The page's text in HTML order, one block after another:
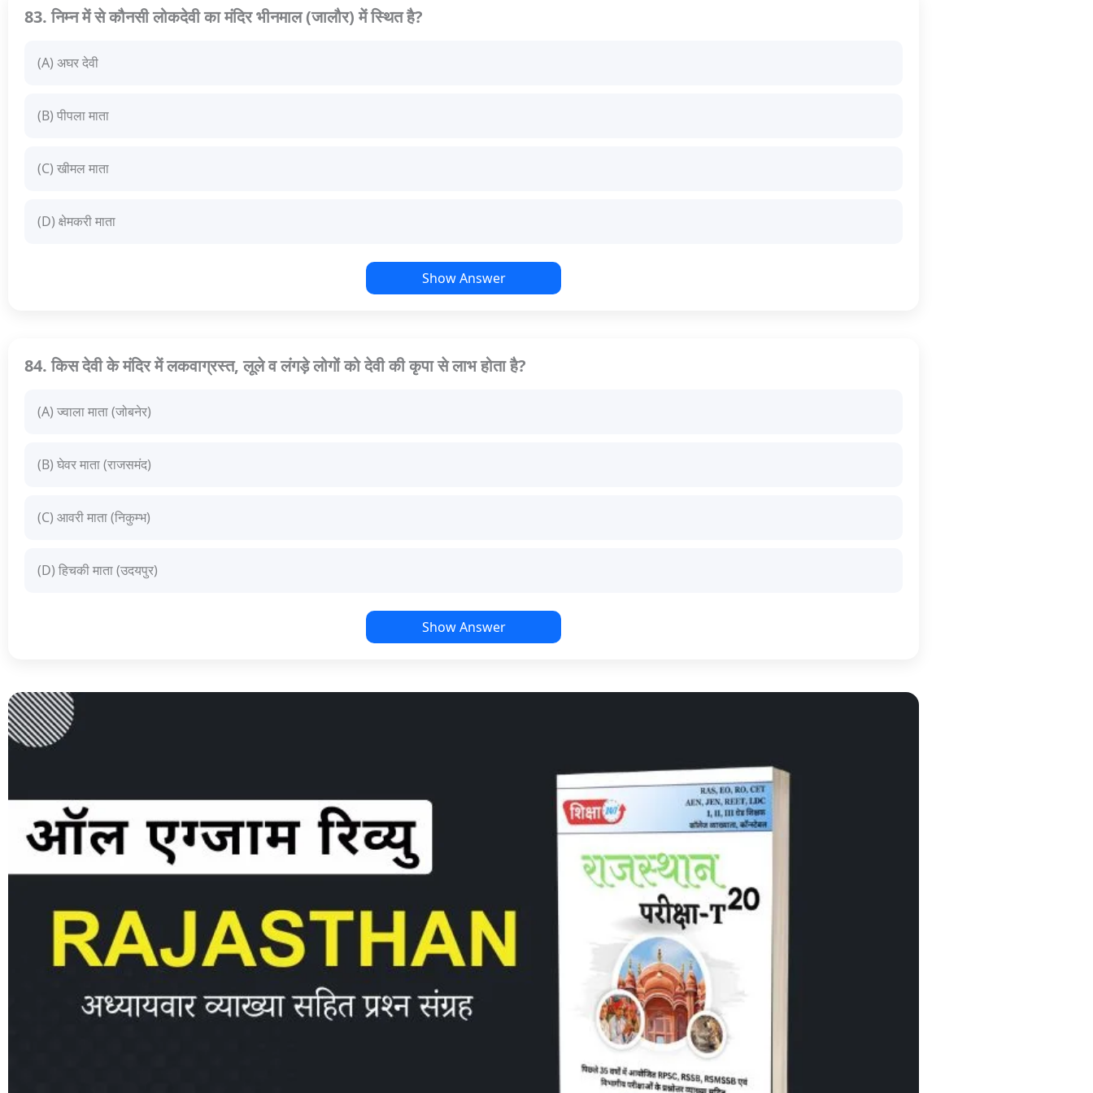
83. निम्न में से कौनसी लोकदेवी का मंदिर भीनमाल (जालौर) में स्थित है?
(A) अघर देवी
(B) पीपला माता
(C) खीमल माता
(D) क्षेमकरी माता
Show Answer
84. किस देवी के मंदिर में लकवाग्रस्त, लूले व लंगड़े लोगों को देवी की कृपा से लाभ होता है?
(A) ज्वाला माता (जोबनेर)
(B) घेवर माता (राजसमंद)
(C) आवरी माता (निकुम्भ)
(D) हिचकी माता (उदयपुर)
Show Answer